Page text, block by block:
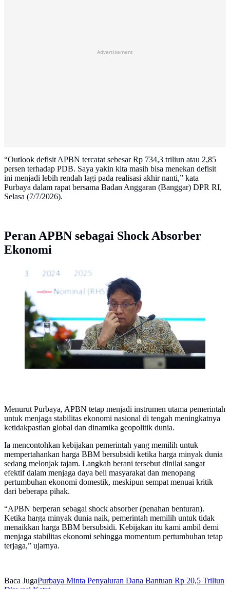
Advertisement
“Outlook defisit APBN tercatat sebesar Rp 734,3 triliun atau 2,85
persen terhadap PDB. Saya yakin kita masih bisa menekan defisit
ini menjadi lebih rendah lagi pada realisasi akhir nanti,” kata
Purbaya dalam rapat bersama Badan Anggaran (Banggar) DPR RI,
Selasa (7/7/2026).
Peran APBN sebagai Shock Absorber
Ekonomi
Menteri Keuangan (Menkeu) Purbaya Yudhi Sadewa
saat Konferensi Pers APBN Kita.
(merdeka.com/magang/Rendi Saputra)
Menurut Purbaya, APBN tetap menjadi instrumen utama pemerintah
untuk menjaga stabilitas ekonomi nasional di tengah meningkatnya
ketidakpastian global dan dinamika geopolitik dunia.
Ia mencontohkan kebijakan pemerintah yang memilih untuk
mempertahankan harga BBM bersubsidi ketika harga minyak dunia
sedang melonjak tajam. Langkah berani tersebut dinilai sangat
efektif dalam menjaga daya beli masyarakat dan menopang
pertumbuhan ekonomi domestik, meskipun sempat menuai kritik
dari beberapa pihak.
“APBN berperan sebagai shock absorber (penahan benturan).
Ketika harga minyak dunia naik, pemerintah memilih untuk tidak
menaikkan harga BBM bersubsidi. Kebijakan itu kami ambil demi
menjaga stabilitas ekonomi sehingga momentum pertumbuhan tetap
terjaga,” ujarnya.
Baca JugaPurbaya Minta Penyaluran Dana Bantuan Rp 20,5 Triliun